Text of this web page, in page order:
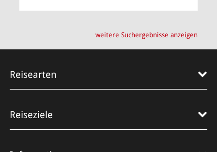
weitere Suchergebnisse anzeigen
Reisearten
Reiseziele